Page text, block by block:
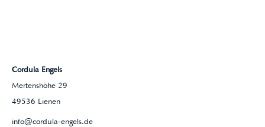
Cordula Engels
Mertenshöhe 29
49536 Lienen
info@cordula-engels.de